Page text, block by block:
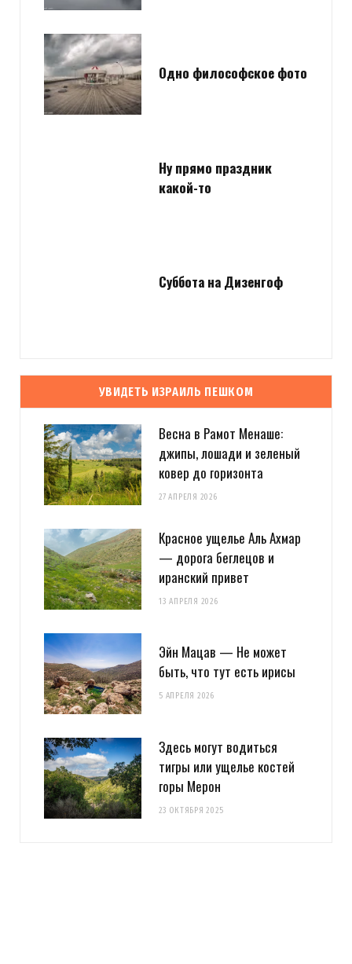
Одно философское фото
Ну прямо праздник
какой-то
Суббота на Дизенгоф
УВИДЕТЬ ИЗРАИЛЬ ПЕШКОМ
Весна в Рамот Менаше:
джипы, лошади и зеленый
ковер до горизонта
27 АПРЕЛЯ 2026
Красное ущелье Аль Ахмар
— дорога беглецов и
иранский привет
13 АПРЕЛЯ 2026
Эйн Мацав — Не может
быть, что тут есть ирисы
5 АПРЕЛЯ 2026
Здесь могут водиться
тигры или ущелье костей
горы Мерон
23 ОКТЯБРЯ 2025